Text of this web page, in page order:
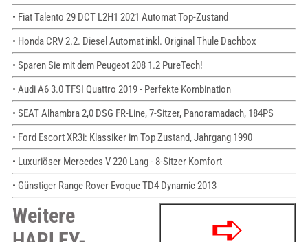
• Fiat Talento 29 DCT L2H1 2021 Automat Top-Zustand
• Honda CRV 2.2. Diesel Automat inkl. Original Thule Dachbox
• Sparen Sie mit dem Peugeot 208 1.2 PureTech!
• Audi A6 3.0 TFSI Quattro 2019 - Perfekte Kombination
• SEAT Alhambra 2,0 DSG FR-Line, 7-Sitzer, Panoramadach, 184PS
• Ford Escort XR3i: Klassiker im Top Zustand, Jahrgang 1990
• Luxuriöser Mercedes V 220 Lang - 8-Sitzer Komfort
• Günstiger Range Rover Evoque TD4 Dynamic 2013
Weitere